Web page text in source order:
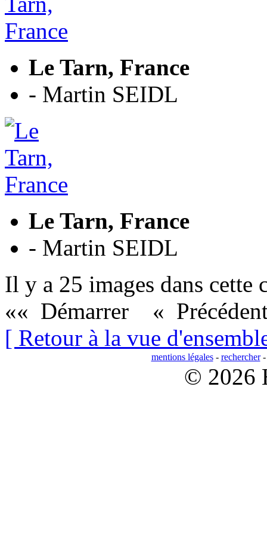
Le Tarn, France
- Martin SEIDL
Le Tarn, France
- Martin SEIDL
Il y a 25 images dans cette
«« Démarrer
«
[ Retour à la vue
mentions légales- rechercher
© 2026